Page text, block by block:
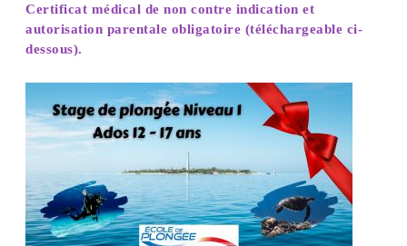
Certificat médical de non contre indication et
autorisation parentale obligatoire (téléchargeable ci-
dessous).